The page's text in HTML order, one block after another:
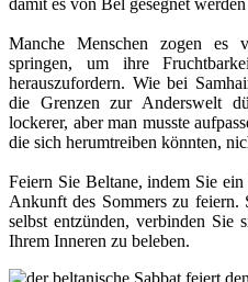
damit es von Bel gesegnet
Manche Menschen zogen es
springen, um ihre
herauszufordern. Wie bei
die Grenzen zur Anderswelt
lockerer, aber man musste
die sich herumtreiben könnten,
Feiern Sie Beltane, indem Sie
Ankunft des Sommers zu feiern.
selbst entzünden, verbinden Sie
Ihrem Inneren zu beleben.